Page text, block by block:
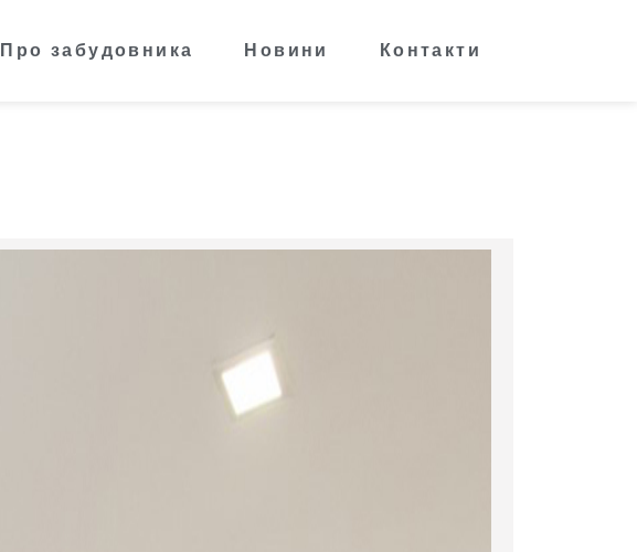
Про забудовника Новини Контакти